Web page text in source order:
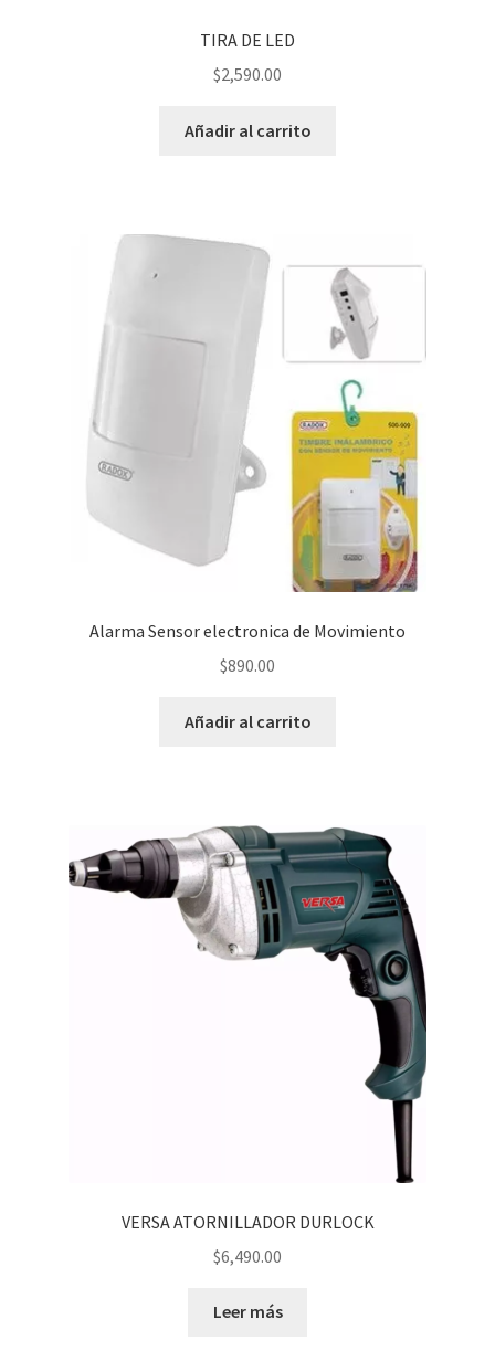
TIRA DE LED
$2,590.00
Añadir al carrito
Alarma Sensor electronica de Movimiento
$890.00
Añadir al carrito
VERSA ATORNILLADOR DURLOCK
$6,490.00
Leer más